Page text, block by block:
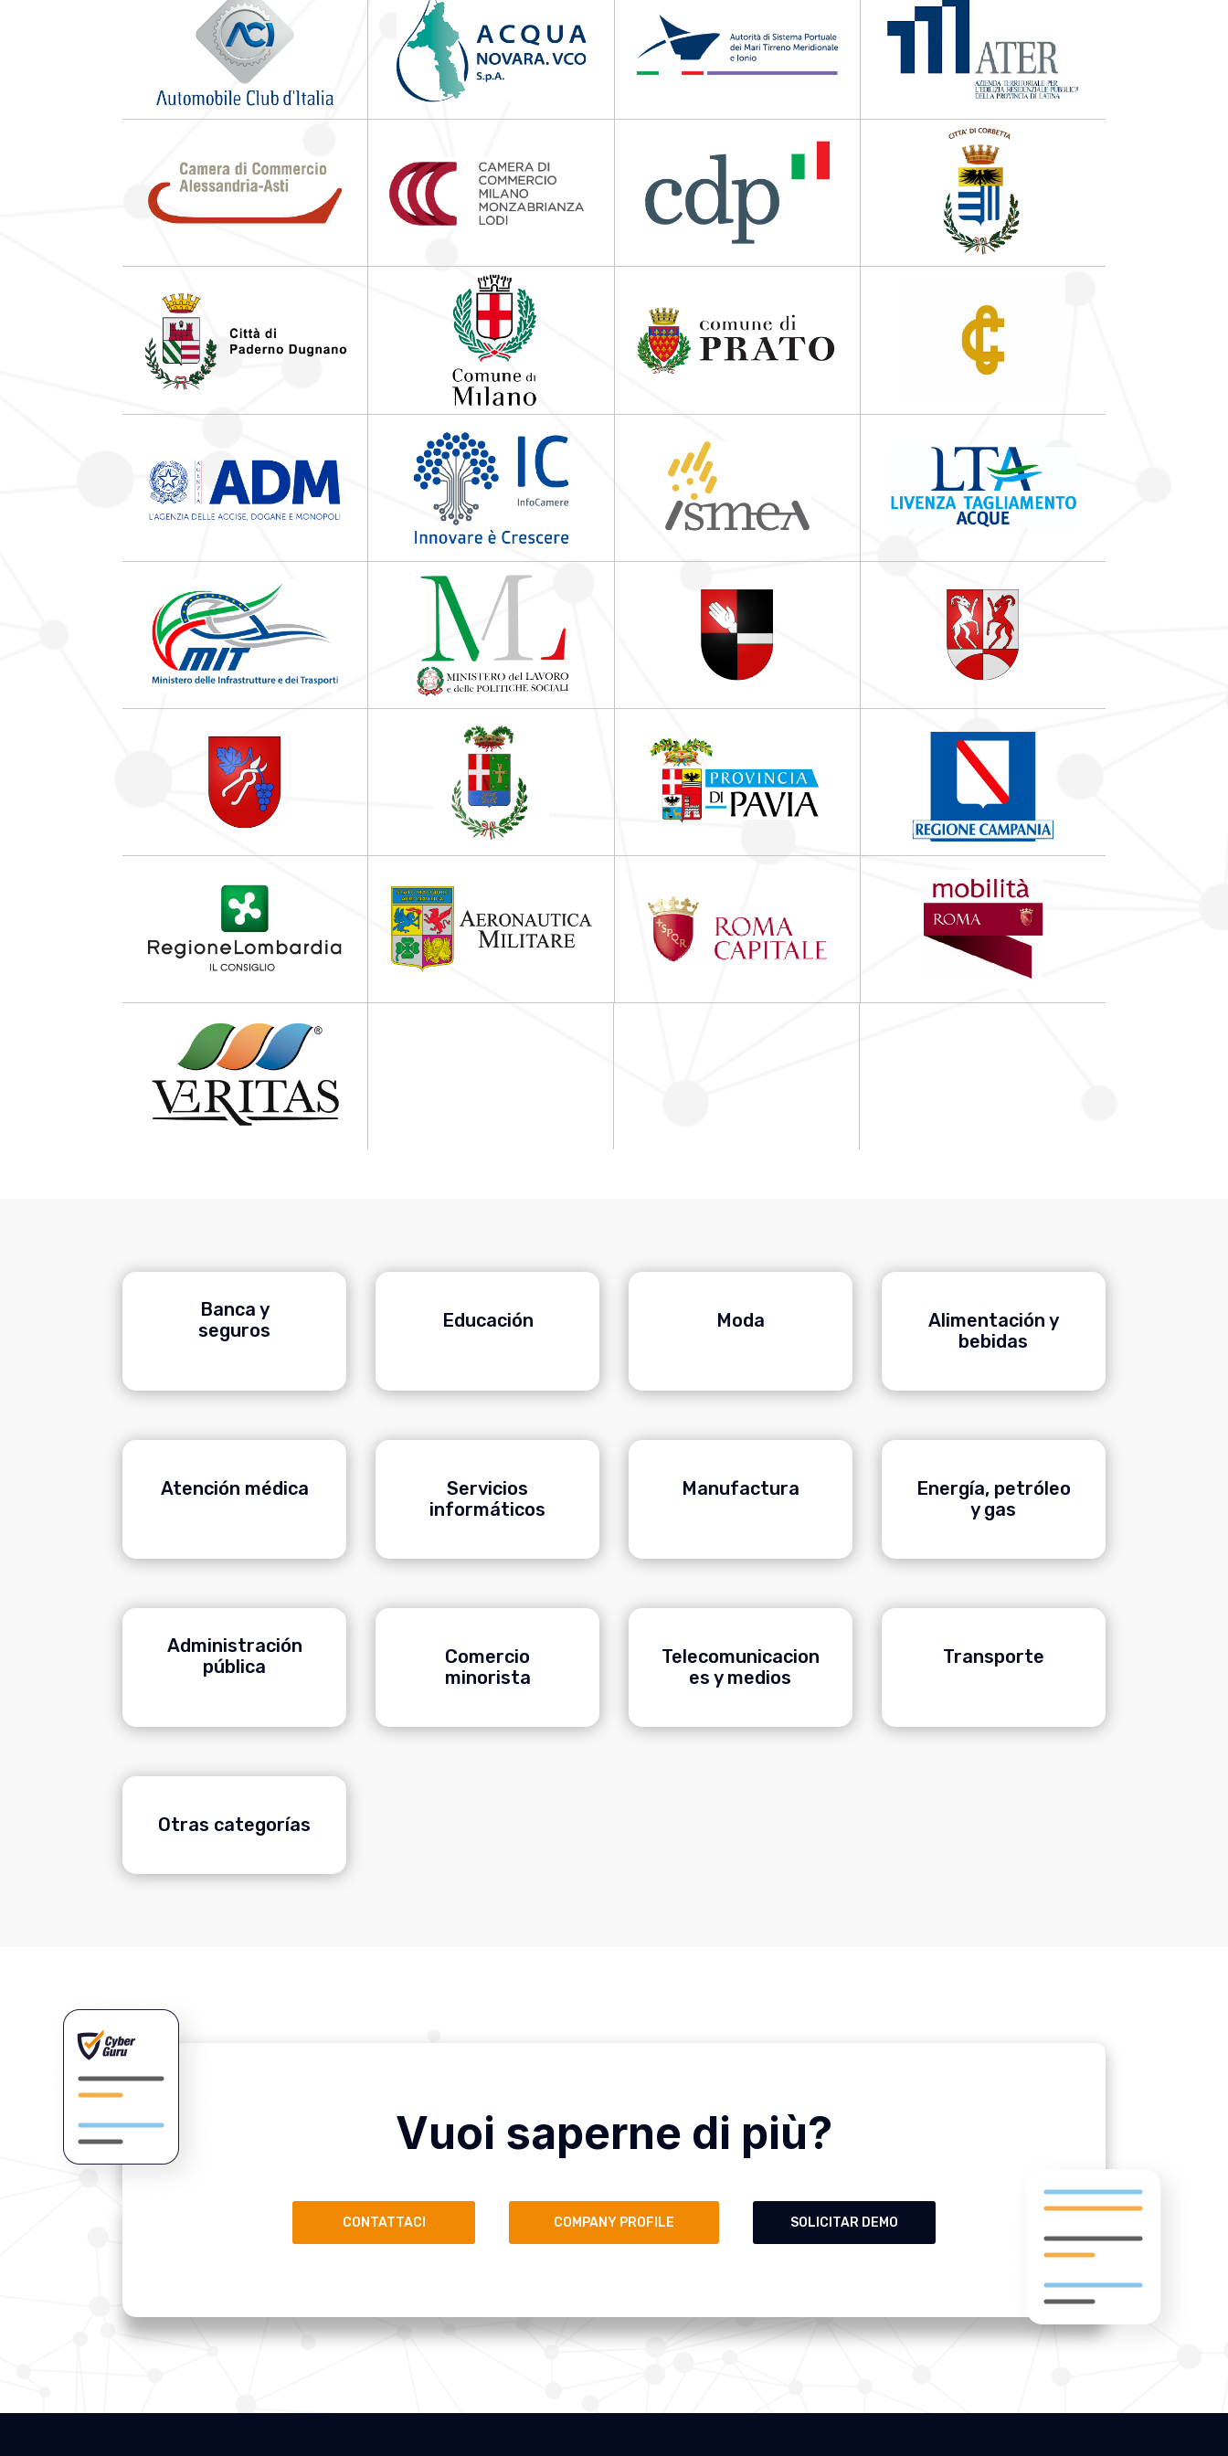
Banca y
seguros
Educación Moda
Alimentación y
bebidas
Atención médica
Servicios
informáticos
Manufactura
Energía, petróleo
y gas
Administración
pública
Comercio
minorista
Telecomunicacion
es y medios
Transporte
Otras categorías
Vuoi saperne di più?
CONTATTACI COMPANY PROFILE SOLICITAR DEMO